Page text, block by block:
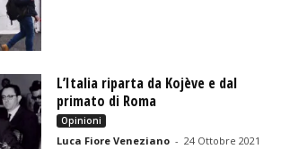
L’Italia riparta da Kojève e dal
primato di Roma
Opinioni
Luca Fiore Veneziano - 24 Ottobre 2021